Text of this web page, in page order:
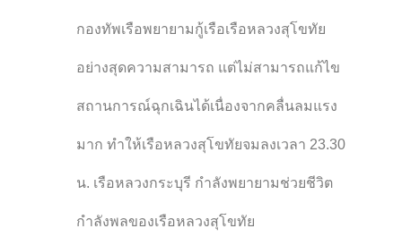
กองทัพเรือพยายามกู้เรือเรือหลวงสุโขทัย
อย่างสุดความสามารถ แต่ไม่สามารถแก้ไข
สถานการณ์ฉุกเฉินได้เนื่องจากคลื่นลมแรง
มาก ทำให้เรือหลวงสุโขทัยจมลงเวลา 23.30
น. เรือหลวงกระบุรี กำลังพยายามช่วยชีวิต
กำลังพลของเรือหลวงสุโขทัย